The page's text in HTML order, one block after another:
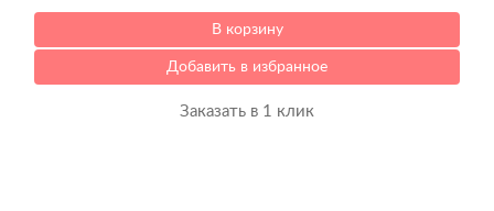
В корзину
Добавить в избранное
Заказать в 1 клик